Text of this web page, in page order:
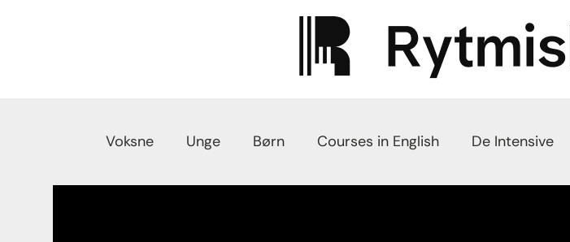
Voksne Unge Børn Courses in English De Intensive